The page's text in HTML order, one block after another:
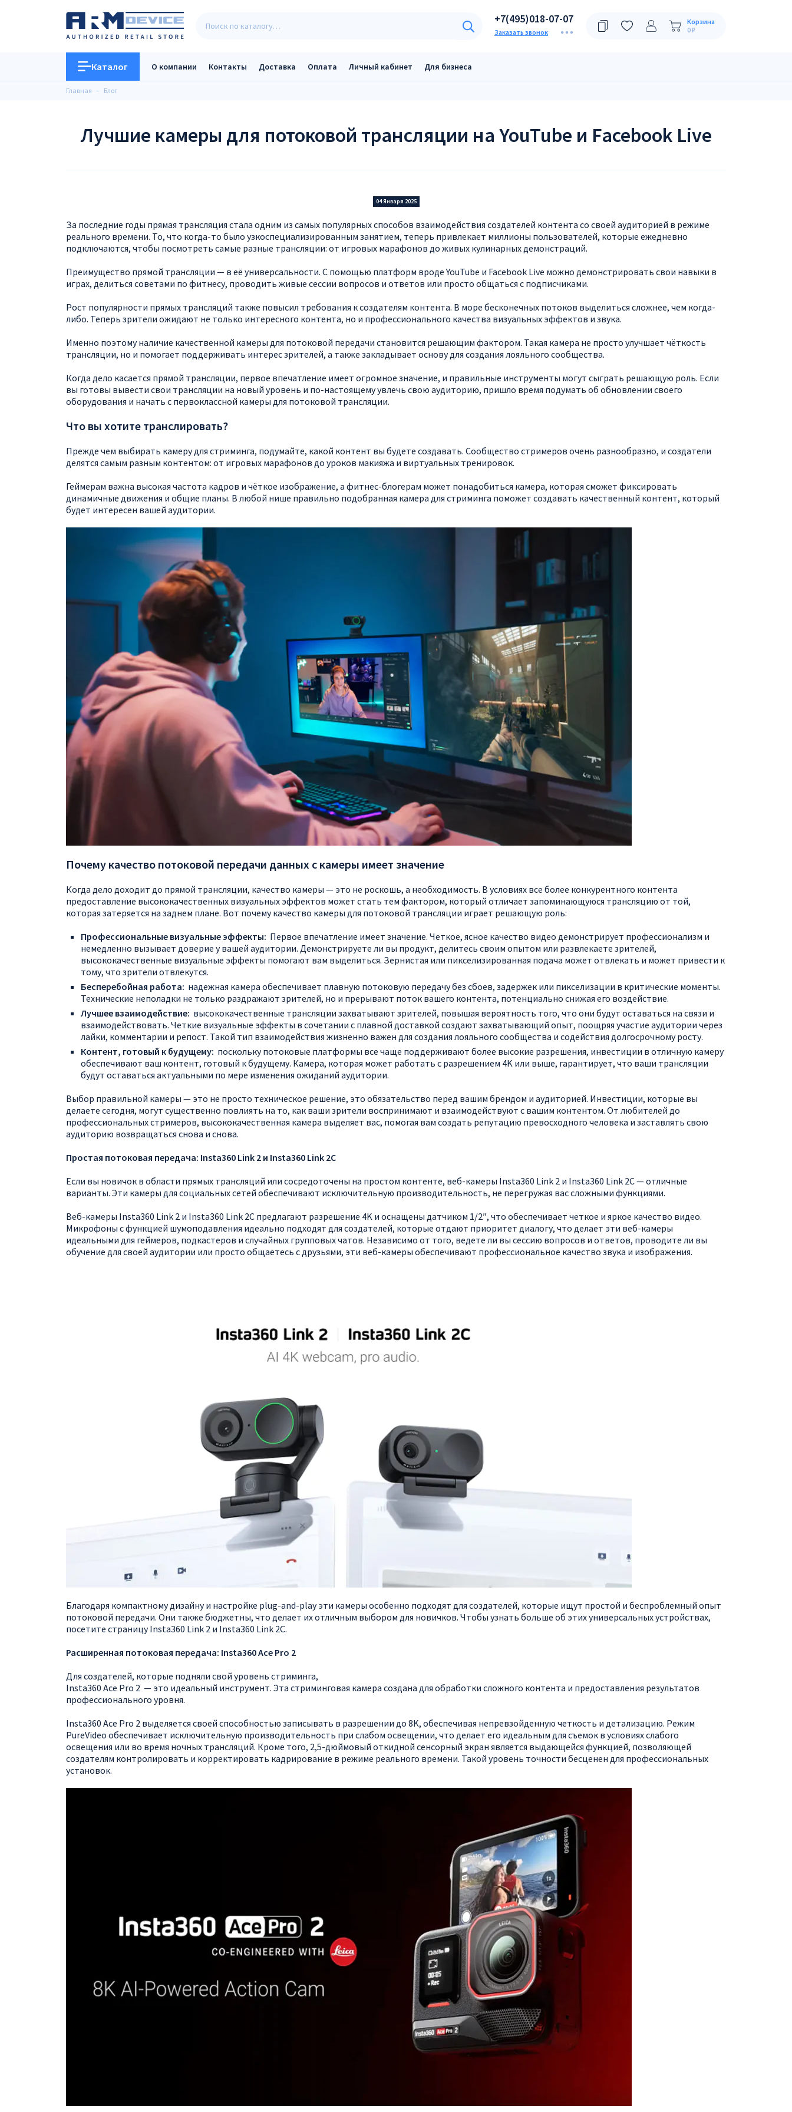
+7(495)018-07-07
Заказать звонок
Корзина
0 ₽
Каталог О компании Контакты Доставка Оплата Личный кабинет Для бизнеса
Главная Блог
Лучшие камеры для потоковой трансляции на YouTube и Facebook Live
04 Января 2025
За последние годы прямая трансляция стала одним из самых популярных способов взаимодействия создателей контента со своей аудиторией в режиме
реального времени. То, что когда-то было узкоспециализированным занятием, теперь привлекает миллионы пользователей, которые ежедневно
подключаются, чтобы посмотреть самые разные трансляции: от игровых марафонов до живых кулинарных демонстраций.
Преимущество прямой трансляции — в её универсальности. С помощью платформ вроде YouTube и Facebook Live можно демонстрировать свои навыки в
играх, делиться советами по фитнесу, проводить живые сессии вопросов и ответов или просто общаться с подписчиками.
Рост популярности прямых трансляций также повысил требования к создателям контента. В море бесконечных потоков выделиться сложнее, чем когда-
либо. Теперь зрители ожидают не только интересного контента, но и профессионального качества визуальных эффектов и звука.
Именно поэтому наличие качественной камеры для потоковой передачи становится решающим фактором. Такая камера не просто улучшает чёткость
трансляции, но и помогает поддерживать интерес зрителей, а также закладывает основу для создания лояльного сообщества.
Когда дело касается прямой трансляции, первое впечатление имеет огромное значение, и правильные инструменты могут сыграть решающую роль. Если
вы готовы вывести свои трансляции на новый уровень и по-настоящему увлечь свою аудиторию, пришло время подумать об обновлении своего
оборудования и начать с первоклассной камеры для потоковой трансляции.
Что вы хотите транслировать?
Прежде чем выбирать камеру для стриминга, подумайте, какой контент вы будете создавать. Сообщество стримеров очень разнообразно, и создатели
делятся самым разным контентом: от игровых марафонов до уроков макияжа и виртуальных тренировок.
Геймерам важна высокая частота кадров и чёткое изображение, а фитнес-блогерам может понадобиться камера, которая сможет фиксировать
динамичные движения и общие планы. В любой нише правильно подобранная камера для стриминга поможет создавать качественный контент, который
будет интересен вашей аудитории.
Почему качество потоковой передачи данных с камеры имеет значение
Когда дело доходит до прямой трансляции, качество камеры — это не роскошь, а необходимость. В условиях все более конкурентного контента
предоставление высококачественных визуальных эффектов может стать тем фактором, который отличает запоминающуюся трансляцию от той,
которая затеряется на заднем плане. Вот почему качество камеры для потоковой трансляции играет решающую роль:
Профессиональные визуальные эффекты: Первое впечатление имеет значение. Четкое, ясное качество видео демонстрирует профессионализм и
немедленно вызывает доверие у вашей аудитории. Демонстрируете ли вы продукт, делитесь своим опытом или развлекаете зрителей,
высококачественные визуальные эффекты помогают вам выделиться. Зернистая или пикселизированная подача может отвлекать и может привести к
тому, что зрители отвлекутся.
Бесперебойная работа: надежная камера обеспечивает плавную потоковую передачу без сбоев, задержек или пикселизации в критические моменты.
Технические неполадки не только раздражают зрителей, но и прерывают поток вашего контента, потенциально снижая его воздействие.
Лучшее взаимодействие: высококачественные трансляции захватывают зрителей, повышая вероятность того, что они будут оставаться на связи и
взаимодействовать. Четкие визуальные эффекты в сочетании с плавной доставкой создают захватывающий опыт, поощряя участие аудитории через
лайки, комментарии и репост. Такой тип взаимодействия жизненно важен для создания лояльного сообщества и содействия долгосрочному росту.
Контент, готовый к будущему: поскольку потоковые платформы все чаще поддерживают более высокие разрешения, инвестиции в отличную камеру
обеспечивают ваш контент, готовый к будущему. Камера, которая может работать с разрешением 4K или выше, гарантирует, что ваши трансляции
будут оставаться актуальными по мере изменения ожиданий аудитории.
Выбор правильной камеры — это не просто техническое решение, это обязательство перед вашим брендом и аудиторией. Инвестиции, которые вы
делаете сегодня, могут существенно повлиять на то, как ваши зрители воспринимают и взаимодействуют с вашим контентом. От любителей до
профессиональных стримеров, высококачественная камера выделяет вас, помогая вам создать репутацию превосходного человека и заставлять свою
аудиторию возвращаться снова и снова.
Простая потоковая передача: Insta360 Link 2 и Insta360 Link 2C
Если вы новичок в области прямых трансляций или сосредоточены на простом контенте, веб-камеры Insta360 Link 2 и Insta360 Link 2C— отличные
варианты. Эти камеры для социальных сетей обеспечивают исключительную производительность, не перегружая вас сложными функциями.
Веб-камеры Insta360 Link 2 и Insta360 Link 2C предлагают разрешение 4K и оснащены датчиком 1/2″, что обеспечивает четкое и яркое качество видео.
Микрофоны с функцией шумоподавления идеально подходят для создателей, которые отдают приоритет диалогу, что делает эти веб-камеры
идеальными для геймеров, подкастеров и случайных групповых чатов. Независимо от того, ведете ли вы сессию вопросов и ответов, проводите ли вы
обучение для своей аудитории или просто общаетесь с друзьями, эти веб-камеры обеспечивают профессиональное качество звука и изображения.
Благодаря компактному дизайну и настройке plug-and-play эти камеры особенно подходят для создателей, которые ищут простой и беспроблемный опыт
потоковой передачи. Они также бюджетны, что делает их отличным выбором для новичков. Чтобы узнать больше об этих универсальных устройствах,
посетите страницу Insta360 Link 2 и Insta360 Link 2C.
Расширенная потоковая передача: Insta360 Ace Pro 2
Для создателей, которые подняли свой уровень стриминга,
Insta360 Ace Pro 2 — это идеальный инструмент. Эта стриминговая камера создана для обработки сложного контента и предоставления результатов
профессионального уровня.
Insta360 Ace Pro 2 выделяется своей способностью записывать в разрешении до 8K, обеспечивая непревзойденную четкость и детализацию. Режим
PureVideo обеспечивает исключительную производительность при слабом освещении, что делает его идеальным для съемок в условиях слабого
освещения или во время ночных трансляций. Кроме того, 2,5-дюймовый откидной сенсорный экран является выдающейся функцией, позволяющей
создателям контролировать и корректировать кадрирование в режиме реального времени. Такой уровень точности бесценен для профессиональных
установок.